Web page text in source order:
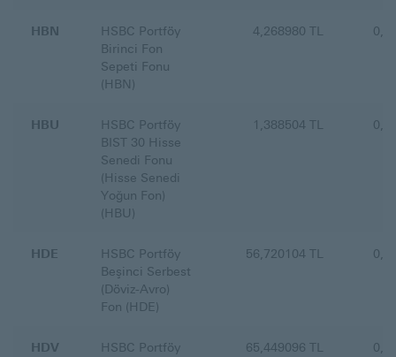
HBN
HSBC Portföy
Birinci Fon
Sepeti Fonu
(HBN)
4,268980 TL
HBU
HSBC Portföy
BIST 30 Hisse
Senedi Fonu
(Hisse Senedi
Yoğun Fon)
(HBU)
1,388504 TL
HDE
HSBC Portföy
Beşinci Serbest
(Döviz-Avro)
Fon (HDE)
56,720104 TL
HDV
HSBC Portföy
65,449096 TL